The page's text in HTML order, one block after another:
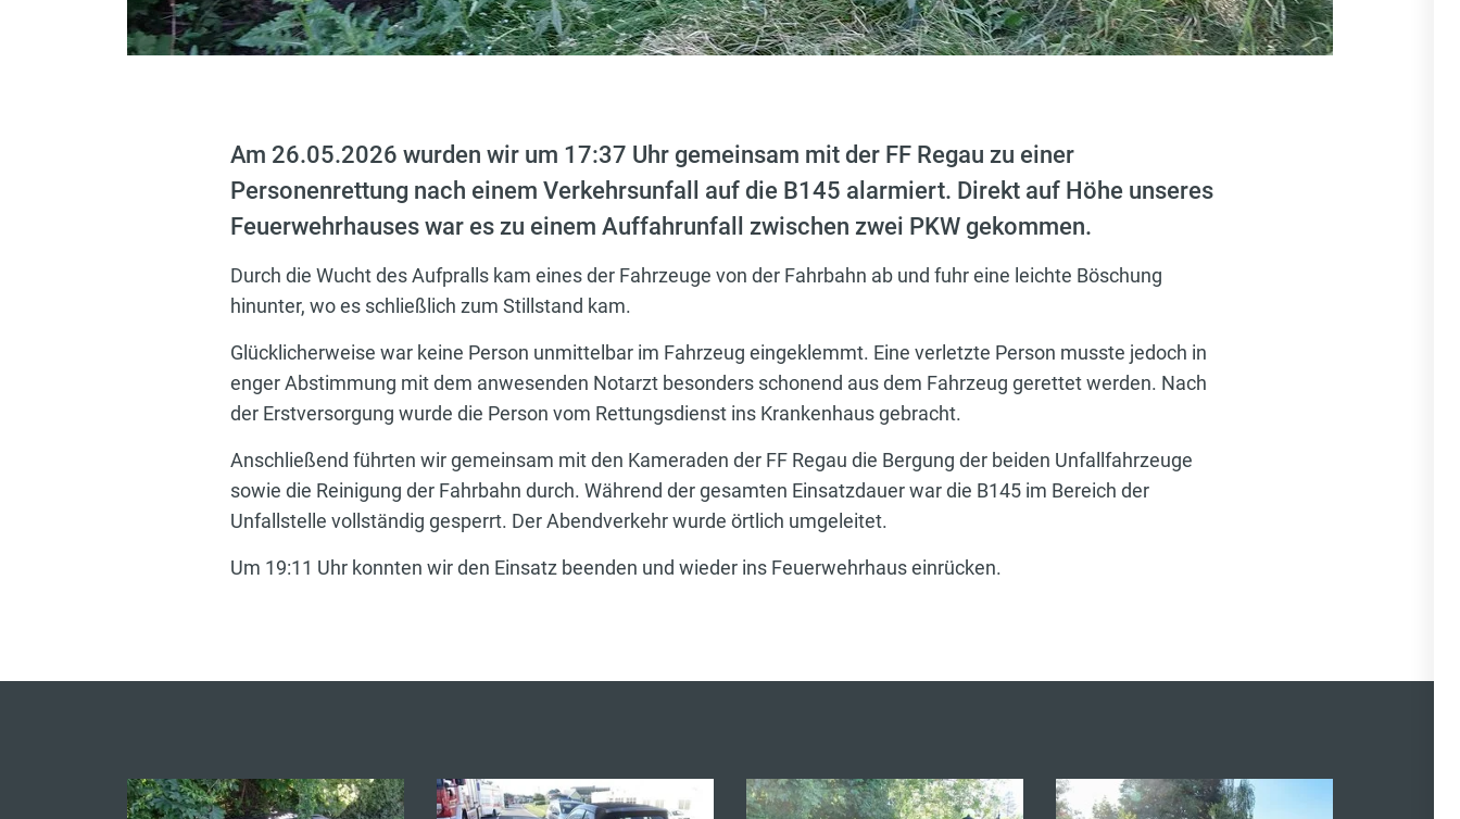
Am 26.05.2026 wurden wir um 17:37 Uhr gemeinsam mit der FF Regau zu einer
Personenrettung nach einem Verkehrsunfall auf die B145 alarmiert. Direkt auf Höhe unseres
Feuerwehrhauses war es zu einem Auffahrunfall zwischen zwei PKW gekommen.
Durch die Wucht des Aufpralls kam eines der Fahrzeuge von der Fahrbahn ab und fuhr eine leichte Böschung
hinunter, wo es schließlich zum Stillstand kam.
Glücklicherweise war keine Person unmittelbar im Fahrzeug eingeklemmt. Eine verletzte Person musste jedoch in
enger Abstimmung mit dem anwesenden Notarzt besonders schonend aus dem Fahrzeug gerettet werden. Nach
der Erstversorgung wurde die Person vom Rettungsdienst ins Krankenhaus gebracht.
Anschließend führten wir gemeinsam mit den Kameraden der FF Regau die Bergung der beiden Unfallfahrzeuge
sowie die Reinigung der Fahrbahn durch. Während der gesamten Einsatzdauer war die B145 im Bereich der
Unfallstelle vollständig gesperrt. Der Abendverkehr wurde örtlich umgeleitet.
Um 19:11 Uhr konnten wir den Einsatz beenden und wieder ins Feuerwehrhaus einrücken.